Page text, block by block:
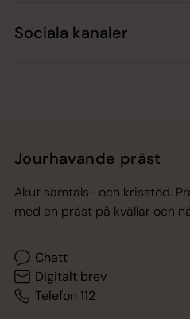
Sociala kanaler
Jourhavande präst
Akut samtals- och krisstöd.
med en präst på kvällar och
Chatt
Digitalt brev
Telefon 112